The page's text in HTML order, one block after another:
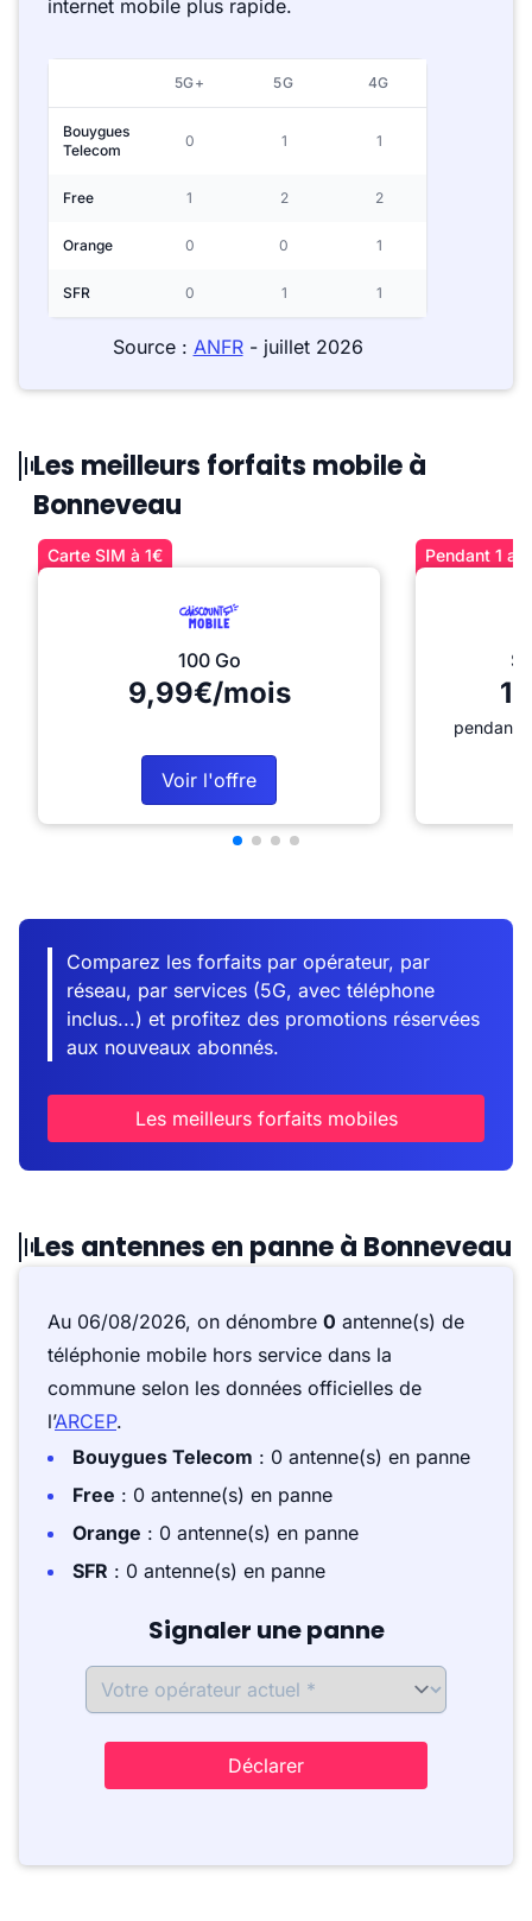
internet mobile plus rapide.
5G+ 5G 4G
Bouygues
Telecom
0 1 1
Free 1 2 2
Orange 0 0 1
SFR 0 1 1
Source : ANFR- juillet 2026
Les meilleurs forfaits mobile à
Bonneveau
Carte SIM à 1€
100 Go
9,99€/mois
Voir l'offre
Pendant 1
pendant
Comparez les forfaits par opérateur, par
réseau, par services (5G, avec téléphone
inclus...) et profitez des promotions réservées
aux nouveaux abonnés.
Les meilleurs forfaits mobiles
Les antennes en panne à Bonneveau
Au 06/08/2026, on dénombre 0 antenne(s) de
téléphonie mobile hors service dans la
commune selon les données officielles de
l’ARCEP.
Bouygues Telecom : 0 antenne(s) en panne
Free : 0 antenne(s) en panne
Orange : 0 antenne(s) en panne
SFR : 0 antenne(s) en panne
Signaler une panne
Déclarer